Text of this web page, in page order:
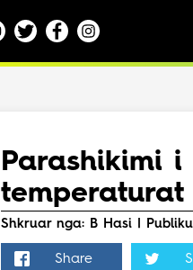
Teknologji
Bota
Argëtim
Maqedoni
Parashikimi
temperaturat
Shkruar nga: B Hasi |
Share